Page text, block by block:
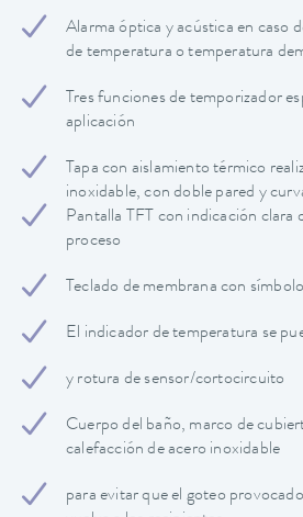
Alarma óptica y acústica en caso
de temperatura o temperatura
Tres funciones de temporizador
aplicación
Tapa con aislamiento térmico
inoxidable, con doble pared y
Pantalla TFT con indicación clara
proceso
Teclado de membrana con
El indicador de temperatura se
y rotura de sensor/cortocircuito
Cuerpo del baño, marco de
calefacción de acero inoxidable
para evitar que el goteo